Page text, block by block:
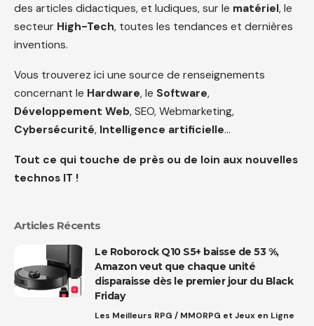
des articles didactiques, et ludiques, sur le matériel, le
secteur High-Tech, toutes les tendances et dernières
inventions.
Vous trouverez ici une source de renseignements
concernant le Hardware, le Software,
Développement Web, SEO, Webmarketing,
Cybersécurité, Intelligence artificielle…
Tout ce qui touche de près ou de loin aux nouvelles
technos IT !
Articles Récents
Le Roborock Q10 S5+ baisse de 53 %,
Amazon veut que chaque unité
disparaisse dès le premier jour du Black
Friday
Les Meilleurs RPG / MMORPG et Jeux en Ligne